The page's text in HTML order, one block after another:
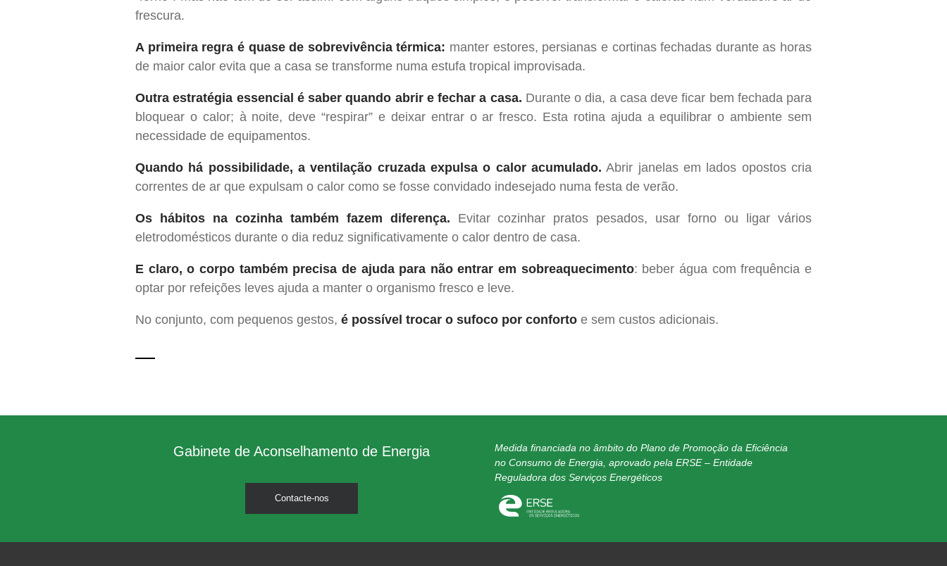
frescura.
A primeira regra é quase de sobrevivência térmica: manter estores, persianas e cortinas fechadas durante as horas
de maior calor evita que a casa se transforme numa estufa tropical improvisada.
Outra estratégia essencial é saber quando abrir e fechar a casa. Durante o dia, a casa deve ficar bem fechada para
bloquear o calor; à noite, deve “respirar” e deixar entrar o ar fresco. Esta rotina ajuda a equilibrar o ambiente sem
necessidade de equipamentos.
Quando há possibilidade, a ventilação cruzada expulsa o calor acumulado. Abrir janelas em lados opostos cria
correntes de ar que expulsam o calor como se fosse convidado indesejado numa festa de verão.
Os hábitos na cozinha também fazem diferença. Evitar cozinhar pratos pesados, usar forno ou ligar vários
eletrodomésticos durante o dia reduz significativamente o calor dentro de casa.
E claro, o corpo também precisa de ajuda para não entrar em sobreaquecimento: beber água com frequência e
optar por refeições leves ajuda a manter o organismo fresco e leve.
No conjunto, com pequenos gestos, é possível trocar o sufoco por conforto e sem custos adicionais.
Gabinete de Aconselhamento de Energia
Contacte-nos
Medida financiada no âmbito do Plano de Promoção da Eficiência
no Consumo de Energia, aprovado pela ERSE – Entidade
Reguladora dos Serviços Energéticos